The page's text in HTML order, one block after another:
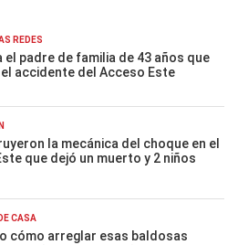
REDES
el padre de familia de 43 años que
accidente del Acceso Este
la mecánica del choque en el
que dejó un muerto y 2 niños
CASA
cómo arreglar esas baldosas